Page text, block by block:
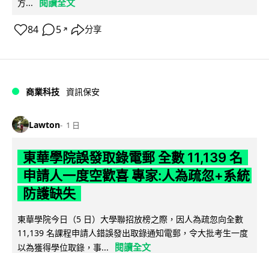
方...
84 5 ↗ 分享
商業科技 資訊保安
Lawton 1 日
東華學院誤發取錄電郵 全數 11,139 名
申請人一度空歡喜 專家:人為疏忽+系統
防護缺失
東華學院今日（5 日）大學聯招放榜之際，因人為疏忽向全數
11,139 名課程申請人錯誤發出取錄通知電郵，令大批考生一度
以為獲得學位取錄，事...
閱讀全文